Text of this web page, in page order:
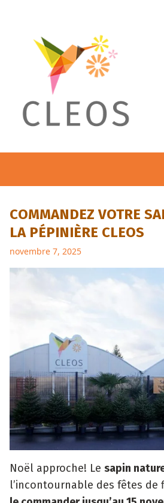
COMMANDEZ VOTRE
LA PÉPINIÈRE CLEOS
novembre 7, 2025
Noël approche! Le sapin
l’incontournable des fêtes de